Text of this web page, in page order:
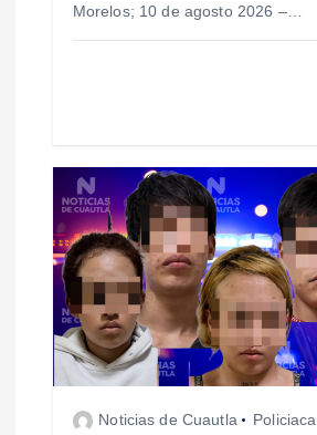
s
Morelos; 10 de agosto 2026 –…
Noticias de Cuautla
Policiaca